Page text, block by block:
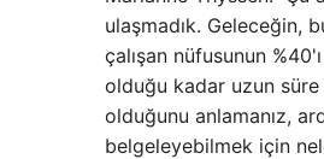
ulaşmadık. Geleceğin,
çalışan nüfusunun
olduğu kadar uzun süre
olduğunu anlamanız,
belgeleyebilmek için